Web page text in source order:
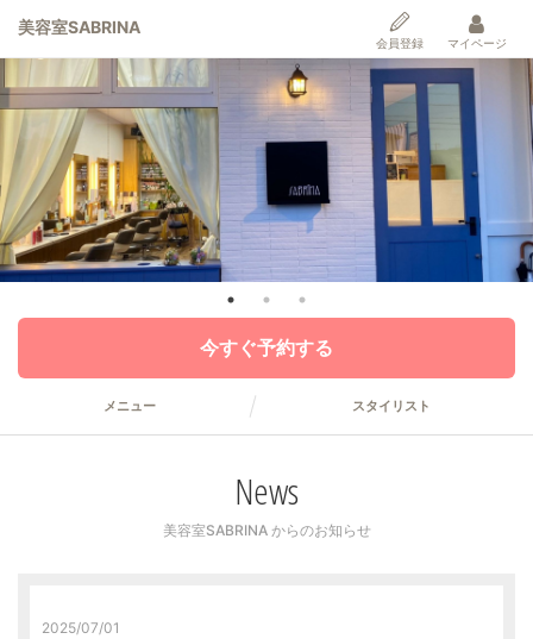
美容室SABRINA
会員登録 マイページ
今すぐ予約する
メニュー スタイリスト
News
美容室SABRINA からのお知らせ
2025/07/01